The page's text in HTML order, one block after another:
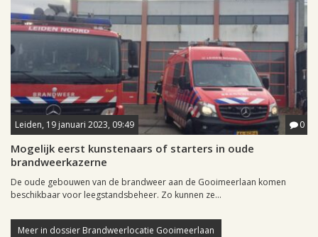
Leiden, 19 januari 2023, 09:49 0
Mogelijk eerst kunstenaars of starters in oude
brandweerkazerne
De oude gebouwen van de brandweer aan de Gooimeerlaan komen
beschikbaar voor leegstandsbeheer. Zo kunnen ze...
Meer in dossier Brandweerlocatie Gooimeerlaan